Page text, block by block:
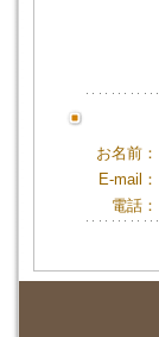
お名前：
E-mail：
電話：